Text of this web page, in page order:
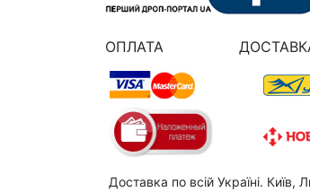
ОПЛАТА
Доставка по всій Україні. Київ,